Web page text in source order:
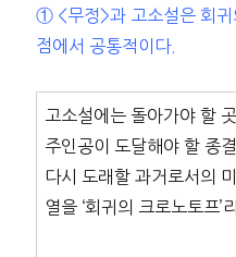
① <무정>과 고소설은 회귀
점에서 공통적이다.
고소설에는 돌아가야 할
주인공이 도달해야 할 종
다시 도래할 과거로서의
열을 ‘회귀의 크로노토프’